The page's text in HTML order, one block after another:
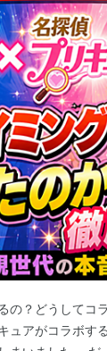
の？どうしてコ
ュアがコラボす